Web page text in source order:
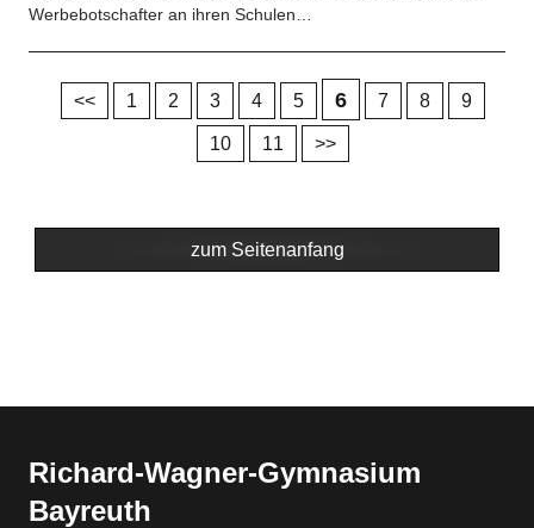
Werbebotschafter an ihren Schulen…
<< 1 2 3 4 5 6 7 8 9
10 11 >>
zum Seitenanfang
Richard-​​Wagner-​​Gymnasium
Bayreuth